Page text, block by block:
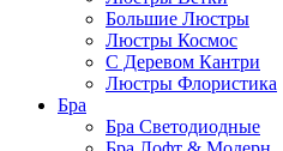
Большие Люстры
Люстры Космос
С Деревом Кантри
Люстры Флористика
Бра
Бра Светодиодные